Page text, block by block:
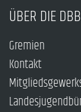
ÜBER DIE
Gremien
Kontakt